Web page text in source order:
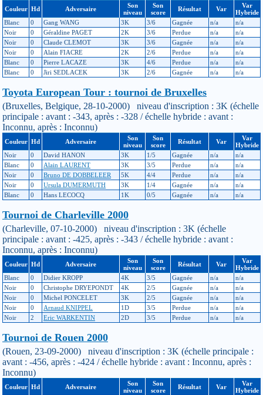
Couleur Hd Adversaire
Son
niveau
Son
score
Résultat Var
Var
Hybride
Blanc
0 Gang WANG 3K 3/6 Gagnée n/a
n/a
Noir
0 Géraldine PAGET 2K 3/6 Perdue n/a
n/a
Noir
0 Claude CLEMOT 3K 3/6 Gagnée n/a
n/a
Noir
0 Alain FIACRE 2K 2/6 Perdue n/a
n/a
Blanc
0 Pierre LACAZE 3K 4/6 Perdue n/a
n/a
Blanc
0 Jiri SEDLACEK 3K 2/6 Gagnée n/a n/a
Toyota European Tour : tournoi de Bruxelles
(Bruxelles, Belgique, 28-10-2000) niveau d'inscription : 3K (échelle
principale : avant : -343, après : -328 / échelle hybride : avant :
Inconnu, après : Inconnu)
Couleur Hd Adversaire
Son
niveau
Son
score
Résultat Var
Var
Hybride
Noir
0 David HANON 3K 1/5 Gagnée n/a
n/a
Blanc
0 Alain LAURENT 3K 3/5 Perdue n/a
n/a
Noir
0 Bruno DE DOBBELEER 5K 4/4 Perdue n/a
n/a
Noir
0 Ursula DUMERMUTH 3K 1/4 Gagnée n/a
n/a
Blanc
0 Hans LECOCQ 1K 0/5 Gagnée n/a n/a
Tournoi de Charleville 2000
(Charleville, 07-10-2000) niveau d'inscription : 3K (échelle
principale : avant : -425, après : -343 / échelle hybride : avant :
Inconnu, après : Inconnu)
Couleur Hd Adversaire
Son
niveau
Son
score
Résultat Var
Var
Hybride
Blanc
0 Didier KROPP 4K 3/5 Gagnée n/a
n/a
Noir
0 Christophe DRYEPONDT 4K 2/5 Gagnée n/a
n/a
Noir
0 Michel PONCELET 3K 2/5 Gagnée n/a
n/a
Noir
0 Arnaud KNIPPEL 1D 3/5 Perdue n/a
n/a
Noir
2 Eric WARKENTIN 2D 3/5 Perdue n/a n/a
Tournoi de Rouen 2000
(Rouen, 23-09-2000) niveau d'inscription : 3K (échelle principale :
avant : -456, après : -424 / échelle hybride : avant : Inconnu, après :
Inconnu)
Couleur Hd Adversaire
Son
niveau
Son
score
Résultat Var
Var
Hybride